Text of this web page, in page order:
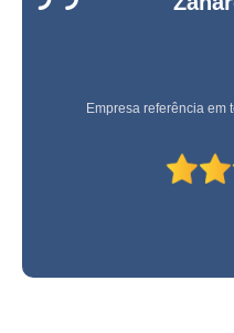
onde faz serviço de paisagismo e
onde faz serviço especializado em
serviço de paisagismo vertical
Empresa referência em